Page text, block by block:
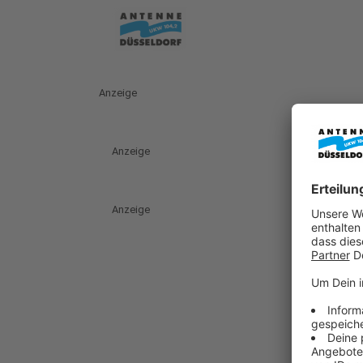
Anzeige
Anzeige
Anzeige